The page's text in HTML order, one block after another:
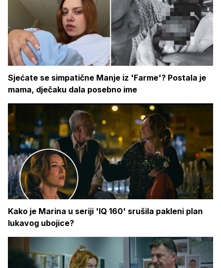
Sjećate se simpatične Manje iz 'Farme'? Postala je
mama, dječaku dala posebno ime
Kako je Marina u seriji 'IQ 160' srušila pakleni plan
lukavog ubojice?